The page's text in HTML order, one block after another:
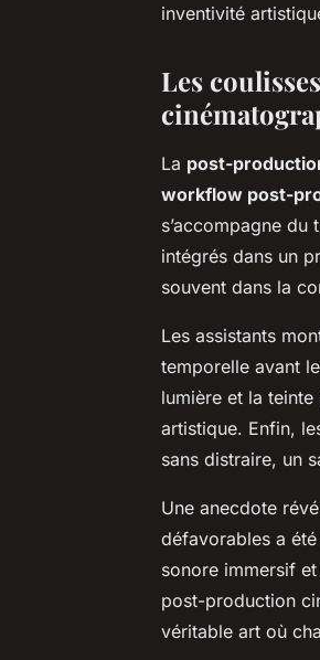
inventivité
Les
La post-
workflow post-
s’accompagne
intégrés dans un
souvent dans la
Les assistants
temporelle avant
lumière et la
artistique. Enfin,
sans distraire, un
Une anecdote
défavorables a
sonore immersif
post-production
véritable art où